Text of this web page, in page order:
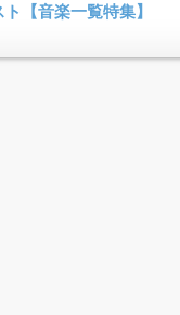
【音楽一覧特集】